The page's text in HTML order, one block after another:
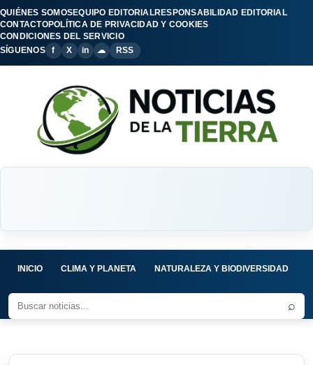
QUIÉNES SOMOSEQUIPO EDITORIALRESPONSABILIDAD EDITORIAL
CONTACTOPOLÍTICA DE PRIVACIDAD Y COOKIES
CONDICIONES DEL SERVICIO
SÍGUENOS
f X in ☁ RSS
INICIO CLIMA Y PLANETA NATURALEZA Y BIODIVERSIDAD
⌕